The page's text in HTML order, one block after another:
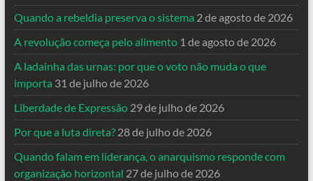
Quando a rebeldia preserva o sistema 2 de agosto de 2026
A revolução começa pelo alimento 1 de agosto de 2026
A ladainha das urnas: por que o voto não muda o que
importa 31 de julho de 2026
Liberdade de Expressão 29 de julho de 2026
Por que a luta direta? 28 de julho de 2026
Quando falam em liderança, o anarquismo responde com
organização horizontal 27 de julho de 2026